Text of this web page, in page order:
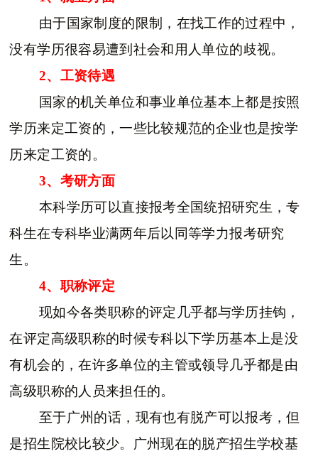
由于国家制度的限制，在找工作的过程中，
没有学历很容易遭到社会和用人单位的歧视。
2、工资待遇
国家的机关单位和事业单位基本上都是按照
学历来定工资的，一些比较规范的企业也是按学
历来定工资的。
3、考研方面
本科学历可以直接报考全国统招研究生，专
科生在专科毕业满两年后以同等学力报考研究
生。
4、职称评定
现如今各类职称的评定几乎都与学历挂钩，
在评定高级职称的时候专科以下学历基本上是没
有机会的，在许多单位的主管或领导几乎都是由
高级职称的人员来担任的。
至于广州的话，现有也有脱产可以报考，但
是招生院校比较少。广州现在的脱产招生学校基